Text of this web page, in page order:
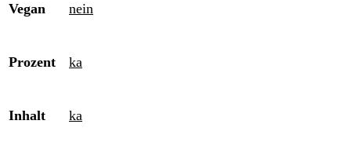
Vegan nein
Prozent ka
Inhalt ka